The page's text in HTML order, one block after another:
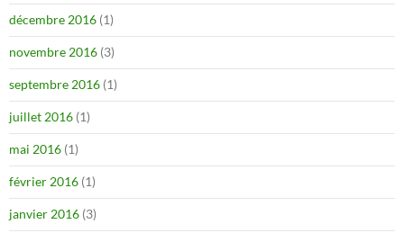
décembre 2016 (1)
novembre 2016 (3)
septembre 2016 (1)
juillet 2016 (1)
mai 2016 (1)
février 2016 (1)
janvier 2016 (3)